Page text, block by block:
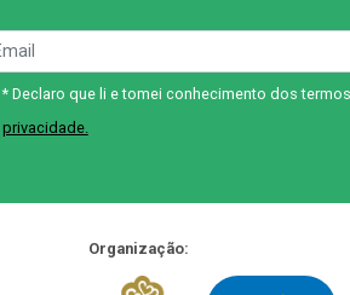
* Declaro que li e tomei conhecimento dos
privacidade.
Organização: